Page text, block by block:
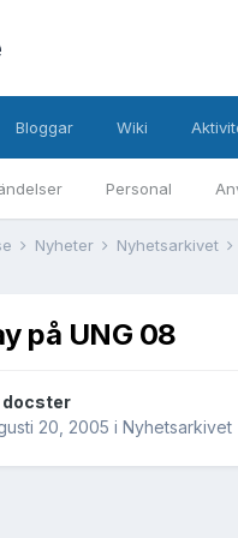
Personal
Bloggar Wiki
Nyheter Nyhetsarkivet
på UNG 08
docster
20, 2005 i Nyhetsarkivet